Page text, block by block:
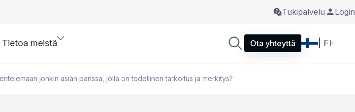
Tukipalvelu Login
Tietoa meistä Ota yhteyttä | FI
jonkin asian parissa, jolla on todellinen tarkoitus ja merkitys?